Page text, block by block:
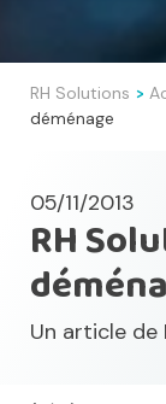
RH Solutions >
déménage
05/11/2013
RH
Un article de